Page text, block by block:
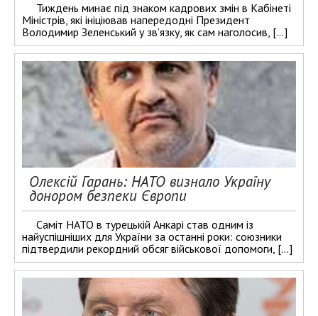
Тиждень минає під знаком кадрових змін в Кабінеті
Міністрів, які ініціював напередодні Президент
Володимир Зеленський у зв’язку, як сам наголосив, […]
Олексій Гарань: НАТО визнало Україну
донором безпеки Європи
Саміт НАТО в турецькій Анкарі став одним із
найуспішніших для України за останні роки: союзники
підтвердили рекордний обсяг військової допомоги, […]